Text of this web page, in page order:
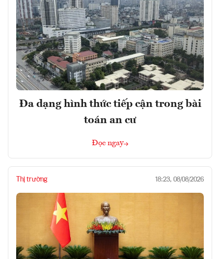
Đa dạng hình thức tiếp cận trong bài
toán an cư
Đọc ngay
Thị trường 18:23, 08/08/2026